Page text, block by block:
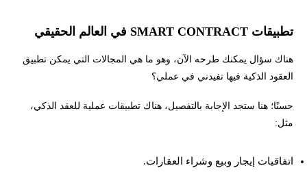
تطبيقات SMART CONTRACT في العالم الحقيقي
هناك سؤال يمكنك طرحه الآن، وهو ما هي المجالات التي يمكن تطبيق
العقود الذكية فيها تفيدني في عملي؟
حسنًا؛ هنا ستجد الإجابة بالتفصيل، هناك تطبيقات عملية للعقد الذكي،
مثل:
اتفاقيات إيجار وبيع وشراء العقارات.